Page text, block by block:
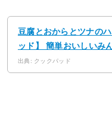
豆腐とおからとツナの
ッド】 簡単おいしいみ
出典: クックパッド